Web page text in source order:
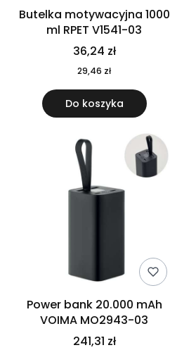
Butelka motywacyjna 1000
ml RPET V1541-03
36,24 zł
29,46 zł
Do koszyka
Power bank 20.000 mAh
VOIMA MO2943-03
241,31 zł